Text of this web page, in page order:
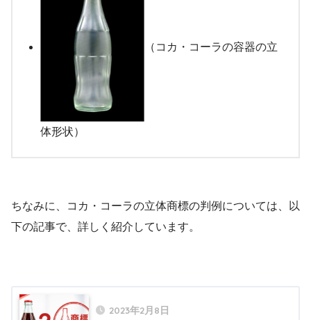
（コカ・コーラの容器の立
体形状）
ちなみに、コカ・コーラの立体商標の判例については、以
下の記事で、詳しく紹介しています。
2023年2月8日